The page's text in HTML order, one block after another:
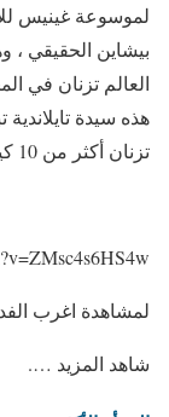
لموسوعة غينيس
بيشاين الحقيقي ،
هذه سيدة
تزنان أكثر من 10 كيلوغرامات لكل واحدة منهما
لمشاهدة اغرب
شاهد المزيد ….